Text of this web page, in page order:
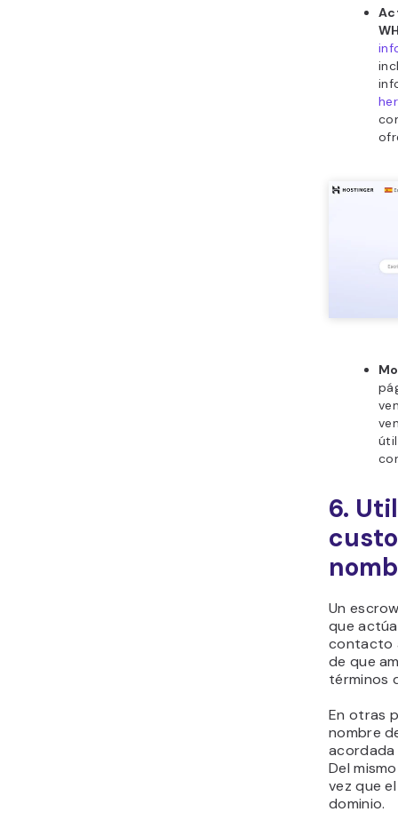
6.
Un
que
contacto
de que
términos
En otras
nombre
acordada
Del
vez que
dominio.